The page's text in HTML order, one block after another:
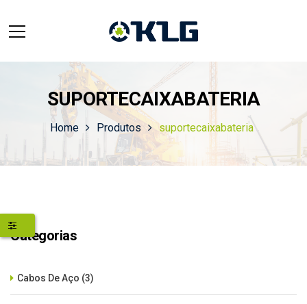
SUPORTECAIXABATERIA
Home Produtos suportecaixabateria
Categorias
Cabos De Aço (3)